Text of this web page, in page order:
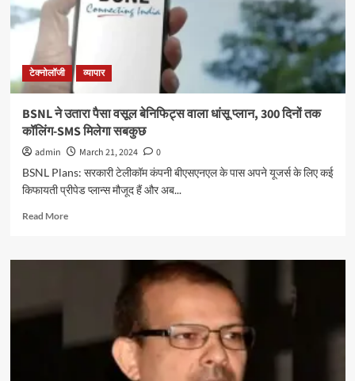
घंटों
रहते
थे
प्रतीक्षा
होनमुखे-
शहजादा
डायरेक्टर
के
खिलाफ
साजिश
टेक्नोलॉजी व्यापार
BSNL ने उतारा पैसा वसूल बेनिफिट्स वाला धांसू प्लान, 300 दिनों तक
कॉलिंग-SMS मिलेगा सबकुछ
admin March 21, 2024
0
BSNL Plans: सरकारी टेलीकॉम कंपनी बीएसएनएल के पास अपने यूजर्स के लिए कई
किफायती प्रीपेड प्लान्स मौजूद हैं और अब...
Read MoreRead
BSNL
वाला